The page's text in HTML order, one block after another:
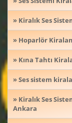
» Kiralık Ses
» Hoparlör
» Kına Tahtı
» Ses sistem
» Kiralık Ses
Ankara